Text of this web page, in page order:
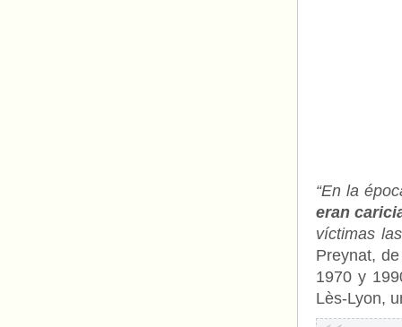
“En la
eran
víctimas
Preynat,
1970 y
Lès-Lyon,